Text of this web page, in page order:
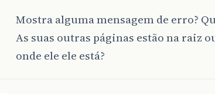
< script src="js/bootstrap.js" ></
</html>
Mostra alguma mensagem de erro?
As suas outras páginas estão na raiz
onde ele ele está?